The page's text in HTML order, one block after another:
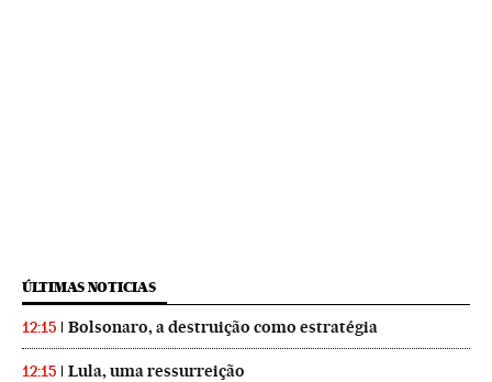
ÚLTIMAS NOTICIAS
12:15 Bolsonaro, a destruição como estratégia
12:15 Lula, uma ressurreição